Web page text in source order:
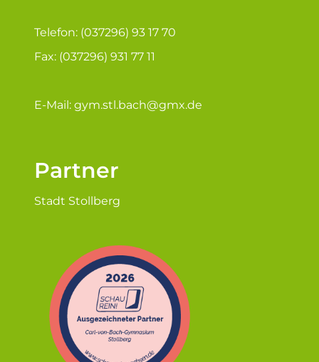
Telefon: (037296) 93 17 70
Fax: (037296) 931 77 11
E-Mail: gym.stl.bach@gmx.de
Partner
Stadt Stollberg